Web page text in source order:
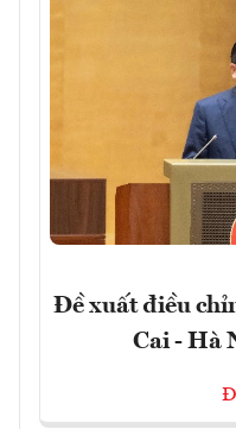
Đề xuất điều
Cai - Hà